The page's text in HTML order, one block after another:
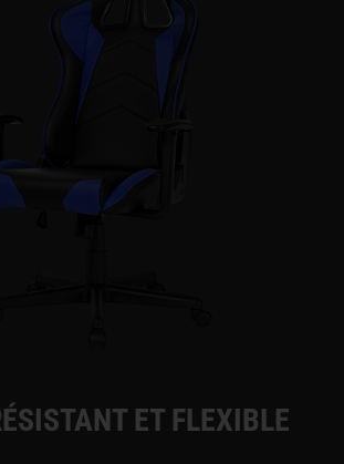
ET FLEXIBLE